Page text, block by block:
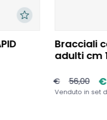
Bracciali
adulti cm
€ 56,00 €
Venduto in set